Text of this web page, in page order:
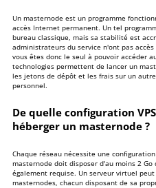
Un masternode est un programme
accès Internet permanent. Un tel
bureau classique, mais sa stabilité est
administrateurs du service n'ont pas
vous êtes donc le seul à pouvoir accéder
technologies permettent de lancer un
les jetons de dépôt et les frais sur un
personnel.
De quelle configuration
héberger un masternode ?
Chaque réseau nécessite une
masternode doit disposer d'au moins 2 Go
également requise. Un serveur virtuel
masternodes, chacun disposant de sa